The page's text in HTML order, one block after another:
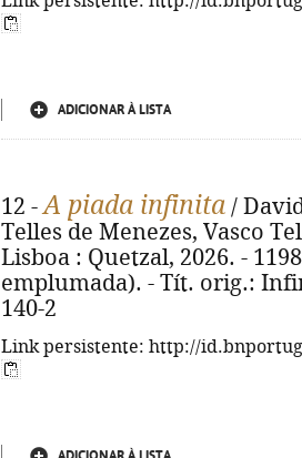
ADICIONAR À LISTA
12 -A piada infinita /
Telles de Menezes, Vasco
Lisboa : Quetzal, 2026. -
emplumada). - Tít. orig.:
140-2
Link persistente: http://